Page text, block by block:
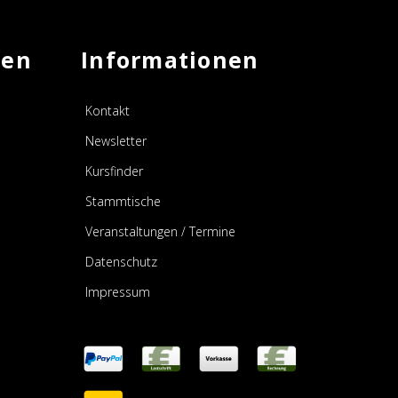
Informationen
Kontakt
Newsletter
Kursfinder
Stammtische
Veranstaltungen / Termine
Datenschutz
Impressum